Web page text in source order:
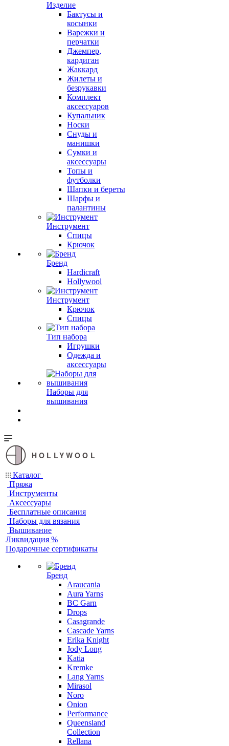
Изделие
Бактусы и
косынки
Варежки и
перчатки
Джемпер,
кардиган
Жаккард
Жилеты и
безрукавки
Комплект
аксессуаров
Купальник
Носки
Снуды и
манишки
Сумки и
аксессуары
Топы и
футболки
Шапки и береты
Шарфы и
палантины
Инструмент
Спицы
Крючок
Бренд
Hardicraft
Hollywool
Инструмент
Крючок
Спицы
Тип набора
Игрушки
Одежда и
аксессуары
Наборы для
вышивания
HOLLYWOOL
Каталог
Пряжа
Инструменты
Аксессуары
Бесплатные описания
Наборы для вязания
Вышивание
Ликвидация %
Подарочные сертификаты
Бренд
Araucania
Aura Yarns
BC Garn
Drops
Casagrande
Cascade Yarns
Erika Knight
Jody Long
Katia
Kremke
Lang Yarns
Mirasol
Noro
Onion
Performance
Queensland
Collection
Rellana